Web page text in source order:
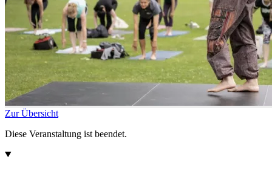
Zur Übersicht
Diese Veranstaltung ist beendet.